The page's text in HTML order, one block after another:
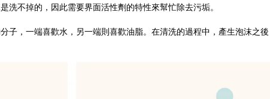
不掉的，因此需要界面活性劑的特性來幫忙除去污垢。
子，一端喜歡水，另一端則喜歡油脂。在清洗的過程中，產生泡沫之